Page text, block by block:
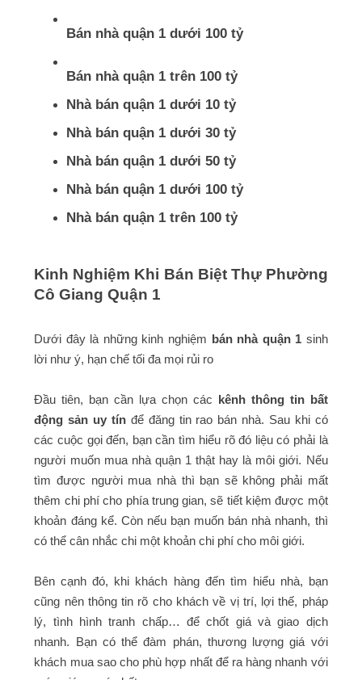
Bán nhà quận 1 dưới 100 tỷ
Bán nhà quận 1 trên 100 tỷ
Nhà bán quận 1 dưới 10 tỷ
Nhà bán quận 1 dưới 30 tỷ
Nhà bán quận 1 dưới 50 tỷ
Nhà bán quận 1 dưới 100 tỷ
Nhà bán quận 1 trên 100 tỷ
Kinh Nghiệm Khi Bán Biệt Thự Phường
Cô Giang Quận 1
Dưới đây là những kinh nghiệm bán nhà quận 1 sinh
lời như ý, hạn chế tối đa mọi rủi ro
Đầu tiên, bạn cần lựa chọn các
kênh thông tin bất
động sản uy tínđể đăng tin rao bán nhà. Sau khi có
các cuộc gọi đến, bạn cần tìm hiểu rõ đó liệu có phải là
người muốn mua nhà quận 1 thật hay là môi giới. Nếu
tìm được người mua nhà thì bạn sẽ không phải mất
thêm chi phí cho phía trung gian, sẽ tiết kiệm được một
khoản đáng kể. Còn nếu bạn muốn bán nhà nhanh, thì
có thể cân nhắc chi một khoản chi phí cho môi giới.
Bên cạnh đó, khi khách hàng đến tìm hiểu nhà, bạn
cũng nên thông tin rõ cho khách về vị trí, lợi thế, pháp
lý, tình hình tranh chấp… để chốt giá và giao dịch
nhanh. Bạn có thể đàm phán, thương lượng giá với
khách mua sao cho phù hợp nhất để ra hàng nhanh với